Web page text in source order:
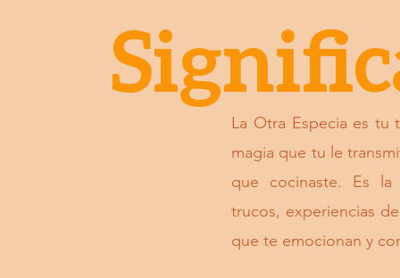
La Otra Especia es tu
magia que tu le
que cocinaste. Es la
trucos, experiencias
que te emocionan y